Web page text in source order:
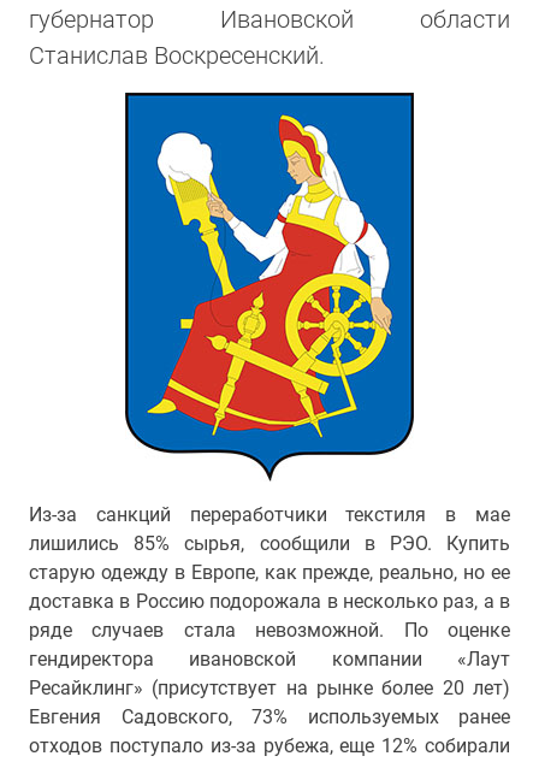
губернатор Ивановской области
Станислав Воскресенский.
Из-за санкций переработчики текстиля в мае
лишились 85% сырья, сообщили в РЭО. Купить
старую одежду в Европе, как прежде, реально, но ее
доставка в Россию подорожала в несколько раз, а в
ряде случаев стала невозможной. По оценке
гендиректора ивановской компании «Лаут
Ресайклинг» (присутствует на рынке более 20 лет)
Евгения Садовского, 73% используемых ранее
отходов поступало из-за рубежа, еще 12% собирали